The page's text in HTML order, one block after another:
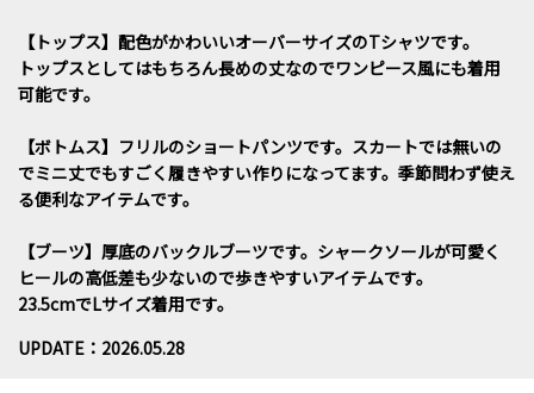
【トップス】配色がかわいいオーバーサイズのTシャツです。
トップスとしてはもちろん長めの丈なのでワンピース風にも着用
可能です。
【ボトムス】フリルのショートパンツです。スカートでは無いの
でミニ丈でもすごく履きやすい作りになってます。季節問わず使え
る便利なアイテムです。
【ブーツ】厚底のバックルブーツです。シャークソールが可愛く
ヒールの高低差も少ないので歩きやすいアイテムです。
23.5cmでLサイズ着用です。
UPDATE：2026.05.28